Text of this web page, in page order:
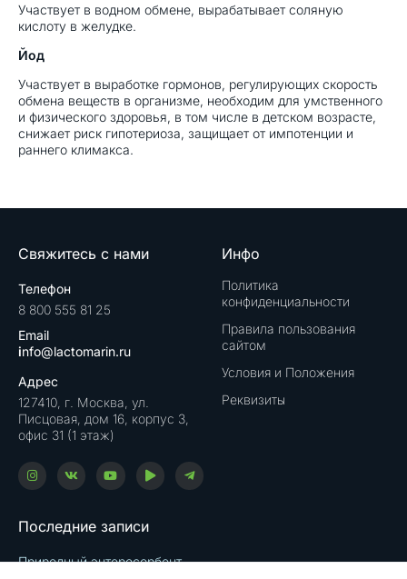
Участвует в водном обмене, вырабатывает соляную
кислоту в желудке.
Йод
Участвует в выработке гормонов, регулирующих скорость
обмена веществ в организме, необходим для умственного
и физического здоровья, в том числе в детском возрасте,
снижает риск гипотериоза, защищает от импотенции и
раннего климакса.
Свяжитесь с нами
Телефон
8 800 555 81 25
Email
info@lactomarin.ru
Адрес
127410, г. Москва, ул.
Писцовая, дом 16, корпус 3,
офис 31 (1 этаж)
Инфо
Политика
конфиденциальности
Правила пользования
сайтом
Условия и Положения
Реквизиты
Последние записи
Природный энтеросорбент